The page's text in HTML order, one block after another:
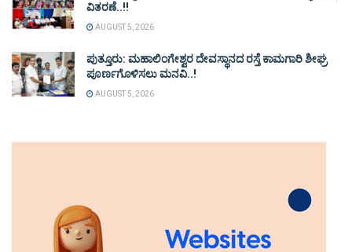
ವಿತರಣೆ..!!
AUGUST 5, 2026
ಪುತ್ತೂರು: ಮಹಾಲಿಂಗೇಶ್ವರ ದೇವಸ್ಥಾನದ ರಸ್ತೆ ಕಾಮಗಾರಿ ಶೀಘ್ರ
ಪೂರ್ಣಗೊಳಿಸಲು ಮನವಿ..!
AUGUST 5, 2026